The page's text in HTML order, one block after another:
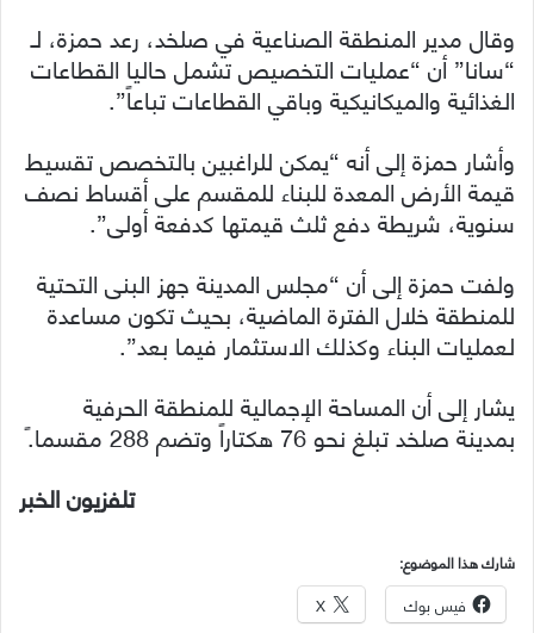
وقال مدير المنطقة الصناعية في صلخد، رعد حمزة، لـ
“سانا” أن “عمليات التخصيص تشمل حاليا القطاعات
الغذائية والميكانيكية وباقي القطاعات تباعاً”.
وأشار حمزة إلى أنه “يمكن للراغبين بالتخصص تقسيط
قيمة الأرض المعدة للبناء للمقسم على أقساط نصف
سنوية، شريطة دفع ثلث قيمتها كدفعة أولى”.
ولفت حمزة إلى أن “مجلس المدينة جهز البنى التحتية
للمنطقة خلال الفترة الماضية، بحيث تكون مساعدة
لعمليات البناء وكذلك الاستثمار فيما بعد”.
يشار إلى أن المساحة الإجمالية للمنطقة الحرفية
بمدينة صلخد تبلغ نحو 76 هكتاراً وتضم 288 مقسما.ً
تلفزيون الخبر
شارك هذا الموضوع:
فيس بوك X